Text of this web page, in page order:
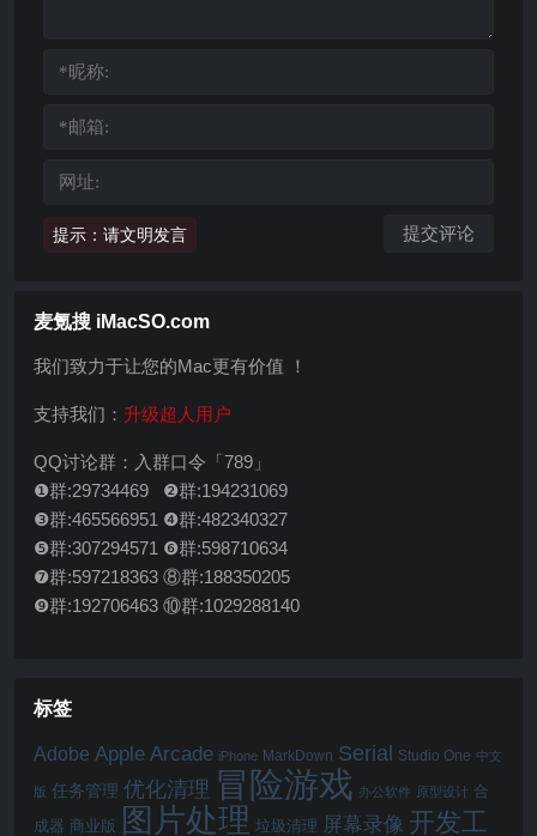
提示：请文明发言
麦氪搜 iMacSO.com
我们致力于让您的Mac更有价值 ！
支持我们： 升级超人用户
QQ讨论群：入群口令「789」
❶群:29734469 ❷群:194231069
❸群:465566951 ❹群:482340327
❺群:307294571 ❻群:598710634
❼群:597218363 ⑧群:188350205
❾群:192706463 ⑩群:1029288140
标签
Adobe Apple Arcade iPhone MarkDown Serial Studio One 中文
版 任务管理 优化清理 冒险游戏 办公软件 原型设计 合
成器 商业版 图片处理 垃圾清理 屏幕录像 开发工